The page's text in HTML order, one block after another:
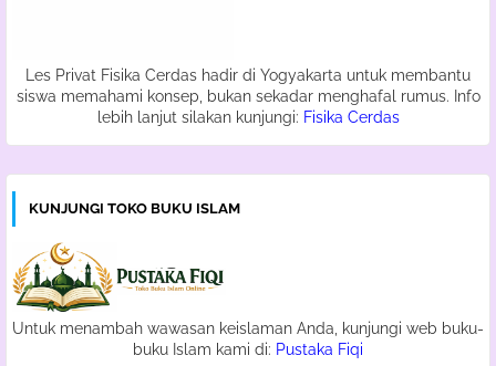
Les Privat Fisika Cerdas hadir di Yogyakarta untuk membantu
siswa memahami konsep, bukan sekadar menghafal rumus. Info
lebih lanjut silakan kunjungi: Fisika Cerdas
KUNJUNGI TOKO BUKU ISLAM
Untuk menambah wawasan keislaman Anda, kunjungi web buku-
buku Islam kami di: Pustaka Fiqi